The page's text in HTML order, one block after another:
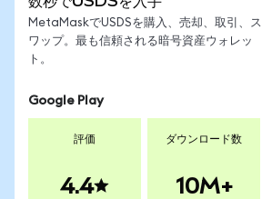
MetaMaskでUSDSを購入、売却、取引、ス
ワップ。最も信頼される暗号資産ウォレッ
ト。
Google Play
評価
4.4
ダウンロード数
10M+